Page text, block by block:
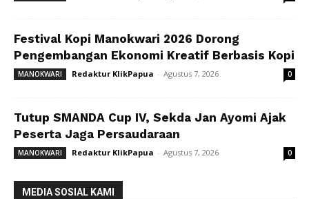
Festival Kopi Manokwari 2026 Dorong
Pengembangan Ekonomi Kreatif Berbasis Kopi
MANOKWARI Redaktur KlikPapua - Agustus 7, 2026 0
Tutup SMANDA Cup IV, Sekda Jan Ayomi Ajak
Peserta Jaga Persaudaraan
MANOKWARI Redaktur KlikPapua - Agustus 7, 2026 0
MEDIA SOSIAL KAMI